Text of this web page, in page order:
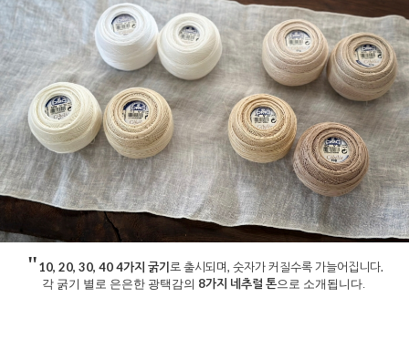
"10, 20, 30, 40 4가지 굵기 로 출시되며, 숫자가 커질수록 가늘어집니다.
각 굵기 별로 은은한 광택감의 8가지 네추럴 톤으로 소개됩니다.